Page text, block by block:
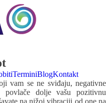
TerminiBlogKontakt
vam se ne sviđaju, negativne
dolje vašu pozitivnu
na nižoj vibraciji od one na